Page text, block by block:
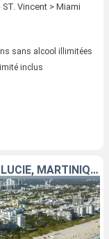
Vincent > Miami
sans alcool illimitées
inclus
ARUBA, BONAIRE, GRENADE, SAINTE-LUCIE, MARTINIQUE, DOMINIQUE, SAINT VINCENT-ET-LES-GRENADINES, ÉTATS-UNIS